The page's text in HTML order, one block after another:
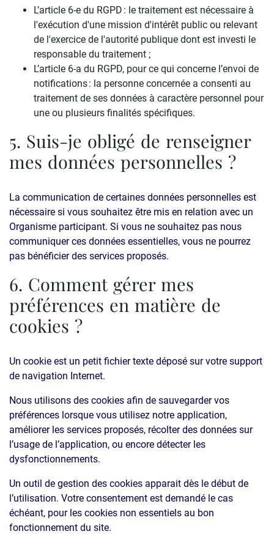
L’article 6-e du RGPD : le traitement est nécessaire à
l'exécution d'une mission d'intérêt public ou relevant
de l'exercice de l'autorité publique dont est investi le
responsable du traitement ;
L’article 6-a du RGPD, pour ce qui concerne l’envoi de
notifications : la personne concernée a consenti au
traitement de ses données à caractère personnel pour
une ou plusieurs finalités spécifiques.
5. Suis-je obligé de renseigner
mes données personnelles ?
La communication de certaines données personnelles est
nécessaire si vous souhaitez être mis en relation avec un
Organisme participant. Si vous ne souhaitez pas nous
communiquer ces données essentielles, vous ne pourrez
pas bénéficier des services proposés.
6. Comment gérer mes
préférences en matière de
cookies ?
Un cookie est un petit fichier texte déposé sur votre support
de navigation Internet.
Nous utilisons des cookies afin de sauvegarder vos
préférences lorsque vous utilisez notre application,
améliorer les services proposés, récolter des données sur
l’usage de l’application, ou encore détecter les
dysfonctionnements.
Un outil de gestion des cookies apparait dès le début de
l’utilisation. Votre consentement est demandé le cas
échéant, pour les cookies non essentiels au bon
fonctionnement du site.